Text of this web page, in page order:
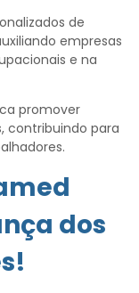
de
empresas
e na
promover
contribuindo para
dos